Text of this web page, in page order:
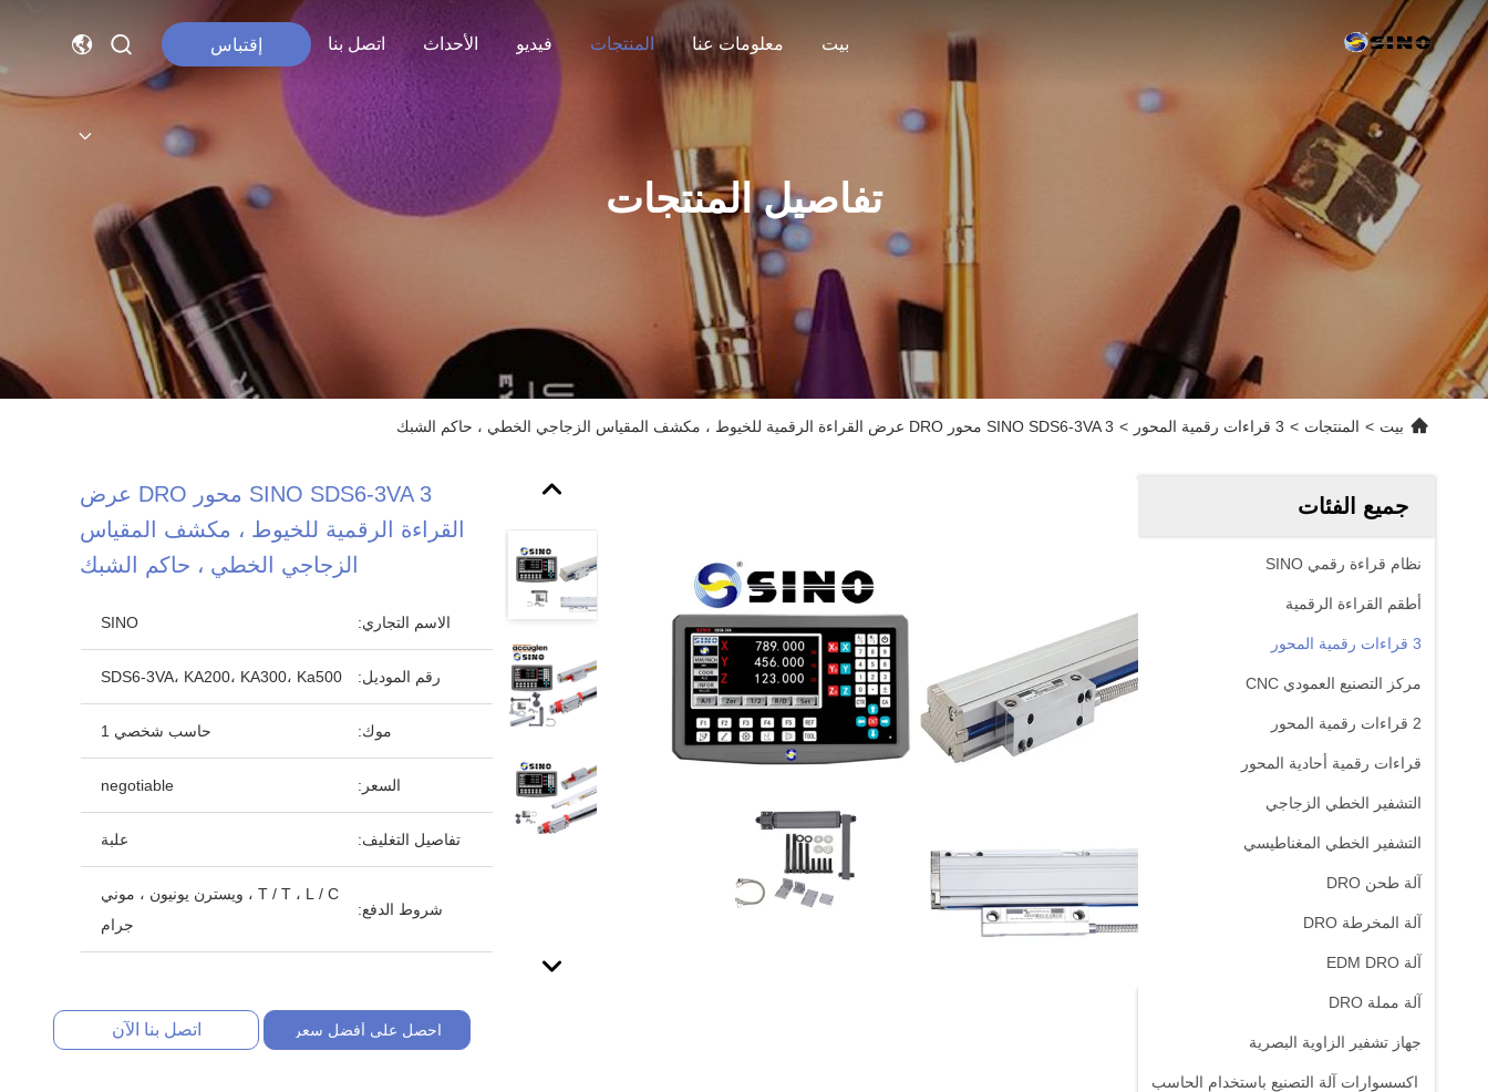
بيت معلومات عنا المنتجات فيديو الأحداث اتصل بنا إقتباس
تفاصيل المنتجات
بيت > المنتجات > 3 قراءات رقمية المحور > SINO SDS6-3VA 3 محور DRO عرض القراءة الرقمية للخيوط ، مكشف المقياس الزجاجي الخطي ، حاكم الشبك
جميع الفئات
نظام قراءة رقمي SINO
أطقم القراءة الرقمية
3 قراءات رقمية المحور
مركز التصنيع العمودي CNC
2 قراءات رقمية المحور
قراءات رقمية أحادية المحور
التشفير الخطي الزجاجي
التشفير الخطي المغناطيسي
آلة طحن DRO
آلة المخرطة DRO
آلة EDM DRO
آلة مملة DRO
جهاز تشفير الزاوية البصرية
اكسسوارات آلة التصنيع باستخدام الحاسب
SINO SDS6-3VA 3 محور DRO عرض
القراءة الرقمية للخيوط ، مكشف المقياس
الزجاجي الخطي ، حاكم الشبك
الاسم التجاري: SINO
رقم الموديل: SDS6-3VA، KA200، KA300، Ka500
موك: حاسب شخصي 1
السعر: negotiable
تفاصيل التغليف: علبة
شروط الدفع:
T / T ، L / C ، ويسترن يونيون ، موني
جرام
احصل على أفضل سعر اتصل بنا الآن